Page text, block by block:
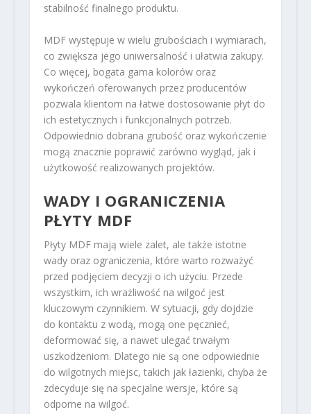
stabilność finalnego produktu.
MDF występuje w wielu grubościach i wymiarach,
co zwiększa jego uniwersalność i ułatwia zakupy.
Co więcej, bogata gama kolorów oraz
wykończeń oferowanych przez producentów
pozwala klientom na łatwe dostosowanie płyt do
ich estetycznych i funkcjonalnych potrzeb.
Odpowiednio dobrana grubość oraz wykończenie
mogą znacznie poprawić zarówno wygląd, jak i
użytkowość realizowanych projektów.
WADY I OGRANICZENIA
PŁYTY MDF
Płyty MDF mają wiele zalet, ale także istotne
wady oraz ograniczenia, które warto rozważyć
przed podjęciem decyzji o ich użyciu. Przede
wszystkim, ich wrażliwość na wilgoć jest
kluczowym czynnikiem. W sytuacji, gdy dojdzie
do kontaktu z wodą, mogą one pęcznieć,
deformować się, a nawet ulegać trwałym
uszkodzeniom. Dlatego nie są one odpowiednie
do wilgotnych miejsc, takich jak łazienki, chyba że
zdecyduje się na specjalne wersje, które są
odporne na wilgoć.